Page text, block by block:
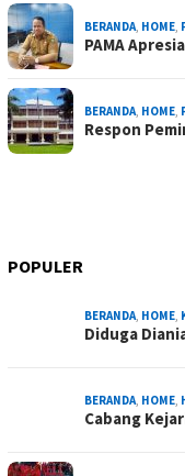
BERANDA, HOME,
PAMA
BERANDA, HOME,
Respon
POPULER
BERANDA, HOME,
Diduga
BERANDA, HOME,
Cabang